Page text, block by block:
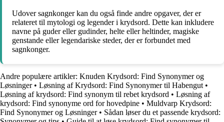
Udover sagnkonger kan du også finde andre opgaver, der er
relateret til mytologi og legender i krydsord. Dette kan inkludere
navne på guder eller gudinder, helte eller heltinder, magiske
genstande eller legendariske steder, der er forbundet med
sagnkonger.
Andre populære artikler: Knuden Krydsord: Find Synonymer og
Løsninger• Løsning af Krydsord: Find Synonymer til Habengut •
Løsning af krydsord: Find synonym til rebet krydsord • Løsning af
krydsord: Find synonyme ord for hovedpine • Muldvarp Krydsord:
Find Synonymer og Løsninger• Sådan løser du et passende krydsord: